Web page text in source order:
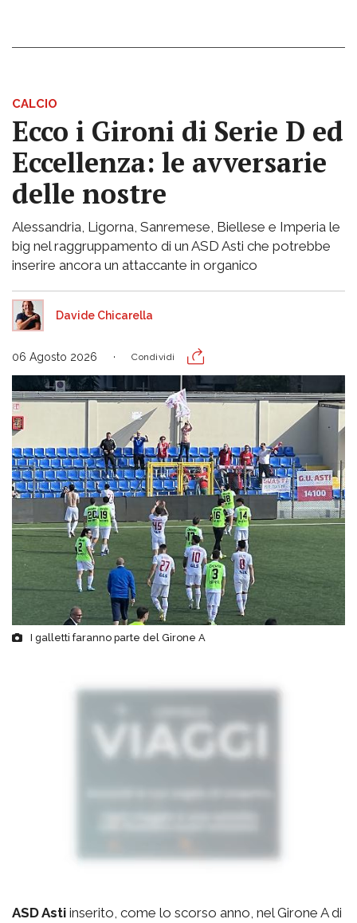
CALCIO
Ecco i Gironi di Serie D ed
Eccellenza: le avversarie
delle nostre
Alessandria, Ligorna, Sanremese, Biellese e Imperia le
big nel raggruppamento di un ASD Asti che potrebbe
inserire ancora un attaccante in organico
Davide Chicarella
06 Agosto 2026 Condividi
I galletti faranno parte del Girone A
ASD Asti inserito, come lo scorso anno, nel Girone A di